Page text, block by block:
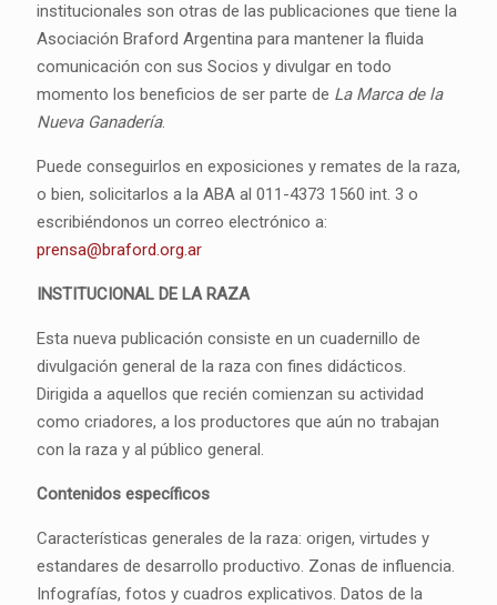
institucionales son otras de las publicaciones que tiene la
Asociación Braford Argentina para mantener la fluida
comunicación con sus Socios y divulgar en todo
momento los beneficios de ser parte de La Marca de la
Nueva Ganadería.
Puede conseguirlos en exposiciones y remates de la raza,
o bien, solicitarlos a la ABA al 011-4373 1560 int. 3 o
escribiéndonos un correo electrónico a:
prensa@braford.org.ar
INSTITUCIONAL DE LA RAZA
Esta nueva publicación consiste en un cuadernillo de
divulgación general de la raza con fines didácticos.
Dirigida a aquellos que recién comienzan su actividad
como criadores, a los productores que aún no trabajan
con la raza y al público general.
Contenidos específicos
Características generales de la raza: origen, virtudes y
estandares de desarrollo productivo. Zonas de influencia.
Infografías, fotos y cuadros explicativos. Datos de la